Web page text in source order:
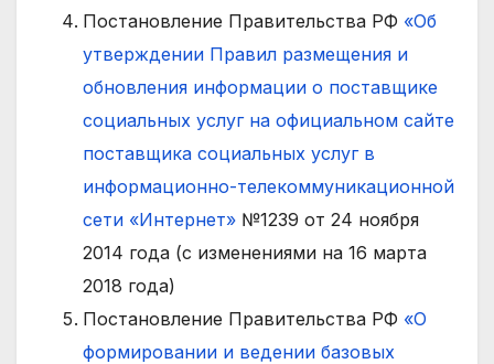
Постановление Правительства РФ «Об
утверждении Правил размещения и
обновления информации о поставщике
социальных услуг на официальном сайте
поставщика социальных услуг в
информационно-телекоммуникационной
сети «Интернет» №1239 от 24 ноября
2014 года (с изменениями на 16 марта
2018 года)
Постановление Правительства РФ «О
формировании и ведении базовых